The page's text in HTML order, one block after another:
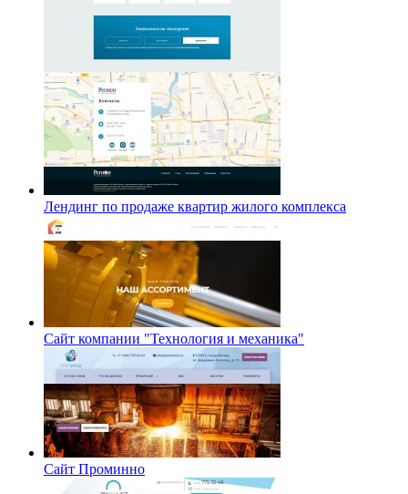
Лендинг по продаже квартир жилого комплекса
Сайт компании "Технология и механика"
Сайт Проминно